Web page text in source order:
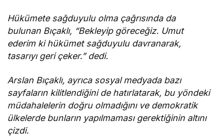
Hükümete sağduyulu olma çağrısında da
bulunan Bıçaklı, “Bekleyip göreceğiz. Umut
ederim ki hükümet sağduyulu davranarak,
tasarıyı geri çeker.” dedi.
Arslan Bıçaklı, ayrıca sosyal medyada bazı
sayfaların kilitlendiğini de hatırlatarak, bu yöndeki
müdahalelerin doğru olmadığını ve demokratik
ülkelerde bunların yapılmaması gerektiğinin altını
çizdi.